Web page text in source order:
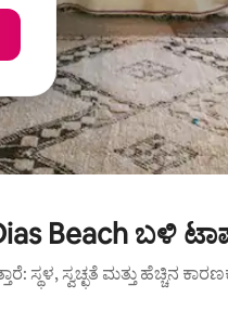
Beach ಬಳಿ
ಸ್ಥಳ, ಸ್ವಚ್ಛತೆ ಮತ್ತು ಹೆಚ್ಚಿನ